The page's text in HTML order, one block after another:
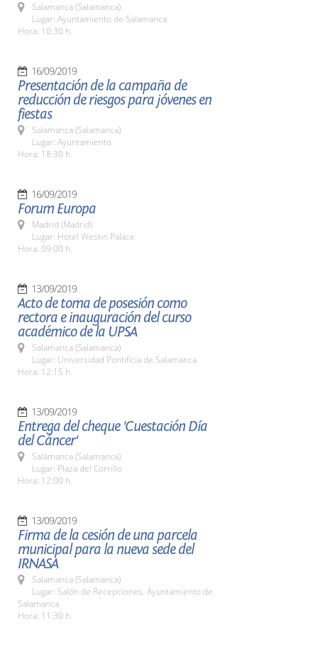
Salamanca (Salamanca)
Lugar: Ayuntamiento de Salamanca
Hora: 10:30 h.
16/09/2019
Presentación de la campaña de
reducción de riesgos para jóvenes en
fiestas
Salamanca (Salamanca)
Lugar: Ayuntamiento
Hora: 18:30 h.
16/09/2019
Forum Europa
Madrid (Madrid)
Lugar: Hotel Westin Palace
Hora: 09:00 h.
13/09/2019
Acto de toma de posesión como
rectora e inauguración del curso
académico de la UPSA
Salamanca (Salamanca)
Lugar: Universidad Pontificia de Salamanca
Hora: 12:15 h.
13/09/2019
Entrega del cheque 'Cuestación Día
del Cáncer'
Salamanca (Salamanca)
Lugar: Plaza del Corrillo
Hora: 12:00 h.
13/09/2019
Firma de la cesión de una parcela
municipal para la nueva sede del
IRNASA
Salamanca (Salamanca)
Lugar: Salón de Recepciones. Ayuntamiento de
Salamanca
Hora: 11:30 h.